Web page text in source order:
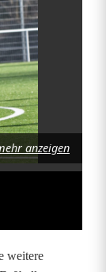
anzeigen
weitere